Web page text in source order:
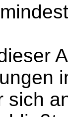
sich